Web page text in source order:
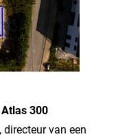
300
van een